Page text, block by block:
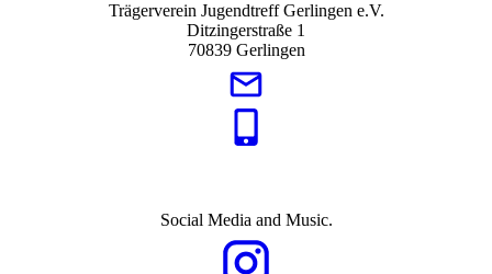
Trägerverein Jugendtreff Gerlingen e.V.
Ditzingerstraße 1
70839 Gerlingen
Social Media and Music.